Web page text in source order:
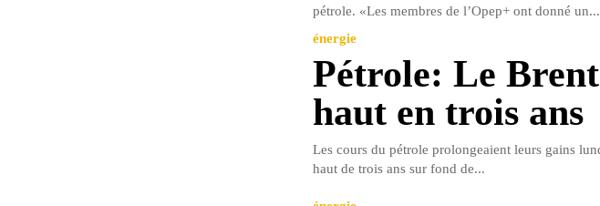
pétrole. «Les membres de l’Opep+ ont donné un...
énergie
Pétrole: Le
haut en trois ans
Les cours du pétrole prolongeaient leurs gains
haut de trois ans sur fond de...